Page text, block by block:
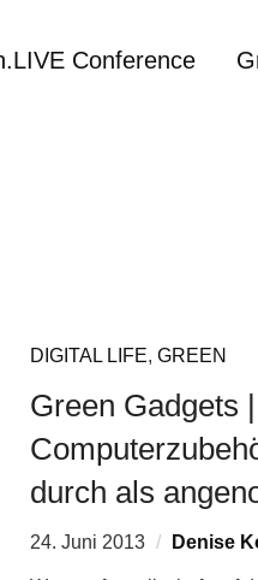
Conference
DIGITAL LIFE, GREEN
Green Gadgets
durch als
24. Juni 2013 Denise